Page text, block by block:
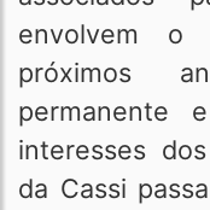
envolvem o
próximos
permanente
interesses
da Cassi